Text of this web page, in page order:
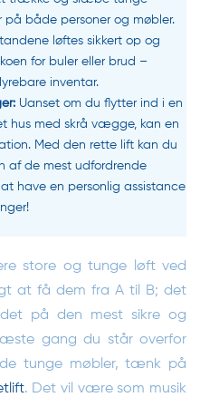
på både personer og møbler.
løftes sikkert op og
for buler eller brud –
inventar.
Uanset om du flytter ind i en
hus med skrå vægge, kan en
Med den rette lift kan du
af de mest udfordrende
have en personlig assistance
store og tunge løft ved
at få dem fra A til B; det
på den mest sikre og
gang du står overfor
tunge møbler, tænk på
. Det vil være som musik